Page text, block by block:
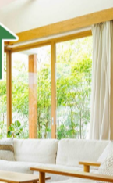
想の住まいを形
するリフォーム
ランを踏まえた
。まず「どんな
位を明確にする
できます。
流れやスケジュ